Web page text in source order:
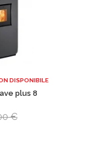
DISPONIBILE
plus 8
€